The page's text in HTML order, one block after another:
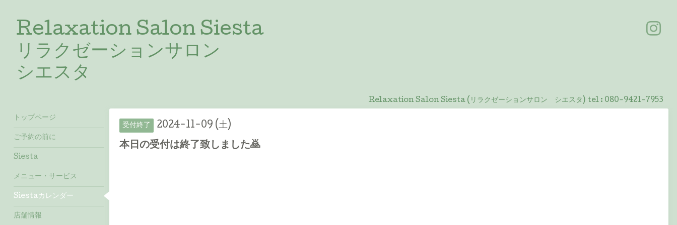
Relaxation Salon Siesta
リラクゼーションサロン
シエスタ
Relaxation Salon Siesta (リラクゼーションサロン シエスタ) tel : 080-9421-7953
受付終了 2024-11-09 (土)
本日の受付は終了致しました🙇
トップページ
ご予約の前に
Siesta
メニュー・サービス
Siestaカレンダー
店舗情報